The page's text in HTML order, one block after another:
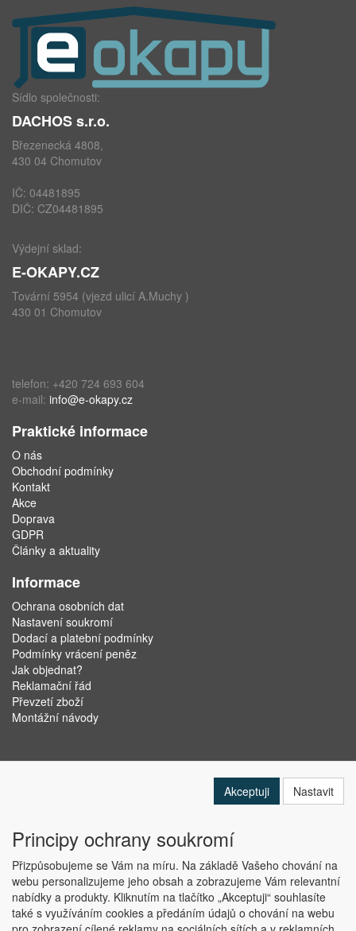
Sídlo společnosti:
DACHOS s.r.o.
Březenecká 4808,
430 04 Chomutov
IČ: 04481895
DIČ: CZ04481895
Výdejní sklad:
E-OKAPY.CZ
Tovární 5954 (vjezd ulicí A.Muchy )
430 01 Chomutov
telefon: +420 724 693 604
e-mail: info@e-okapy.cz
Praktické informace
O nás
Obchodní podmínky
Kontakt
Akce
Doprava
GDPR
Články a aktuality
Informace
Ochrana osobních dat
Nastavení soukromí
Dodací a platební podmínky
Podmínky vrácení peněz
Jak objednat?
Reklamační řád
Převzetí zboží
Montážní návody
Copyright © ABRA Software a.s. 2019
Akceptuji Nastavit
Principy ochrany soukromí
Přizpůsobujeme se Vám na míru. Na základě Vašeho chování na
webu personalizujeme jeho obsah a zobrazujeme Vám relevantní
nabídky a produkty. Kliknutím na tlačítko „Akceptuji“ souhlasíte
také s využíváním cookies a předáním údajů o chování na webu